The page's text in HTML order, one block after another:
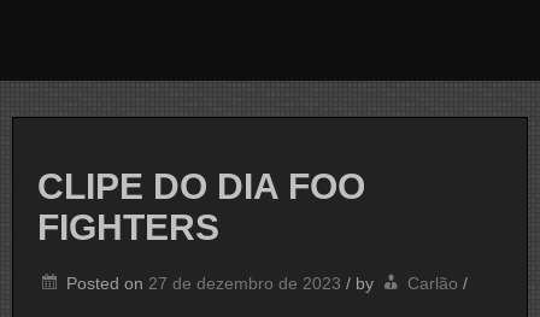
CLIPE DO DIA FOO
FIGHTERS
Posted on 27 de dezembro de 2023 / by Carlão /